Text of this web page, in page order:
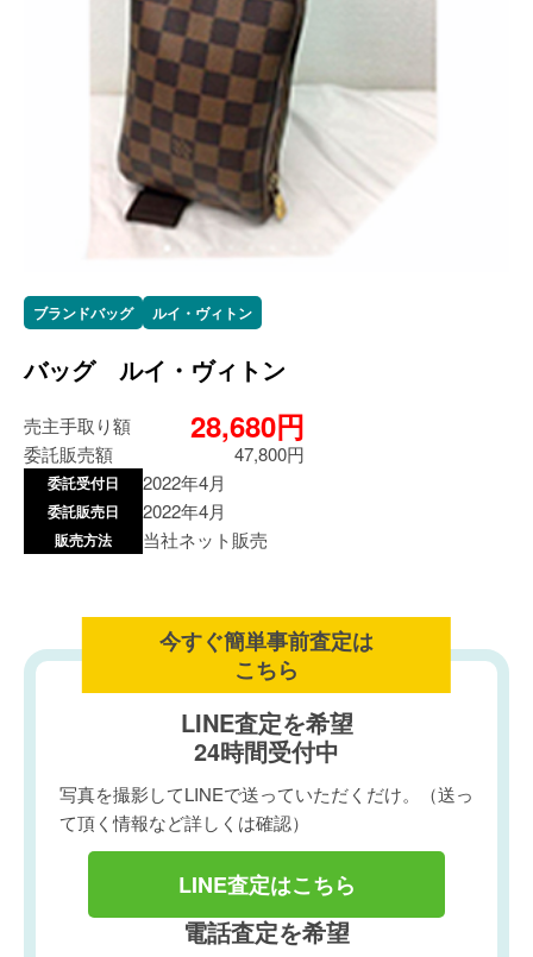
ブランドバッグ ルイ・ヴィトン
バッグ ルイ・ヴィトン
売主手取り額 28,680円
委託販売額 47,800円
委託受付日 2022年4月
委託販売日 2022年4月
販売方法 当社ネット販売
今すぐ簡単事前査定は
こちら
LINE査定を希望
24時間受付中
写真を撮影してLINEで送っていただくだけ。（送っ
て頂く情報など詳しくは確認）
LINE査定はこちら
電話査定を希望